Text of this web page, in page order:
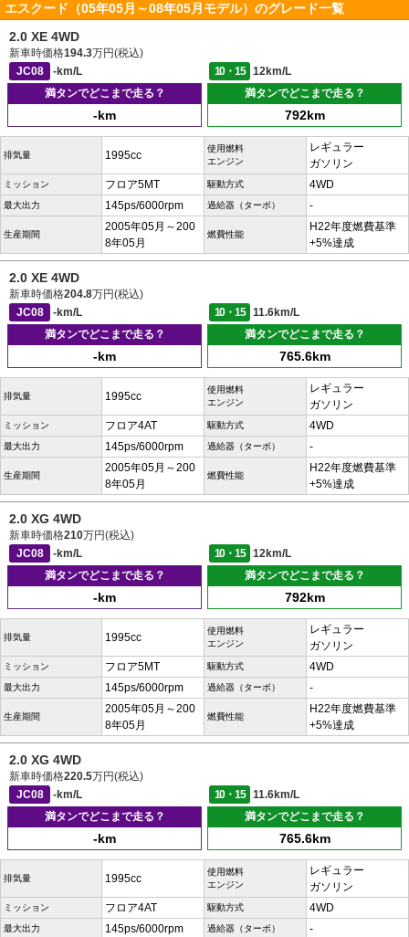
エスクード（05年05月～08年05月モデル）のグレード一覧
2.0 XE 4WD
新車時価格194.3万円(税込)
JC08
-km/L 10・15
12km/L
満タンでどこまで走る？
-km
満タンでどこまで走る？
792km
排気量 1995cc
使用燃料
エンジン
レギュラー
ガソリン
ミッション フロア5MT 駆動方式 4WD
最大出力 145ps/6000rpm 過給器（ターボ） -
生産期間
2005年05月～200
8年05月
燃費性能
H22年度燃費基準
+5%達成
2.0 XE 4WD
新車時価格204.8万円(税込)
JC08
-km/L 10・15
11.6km/L
満タンでどこまで走る？
-km
満タンでどこまで走る？
765.6km
排気量 1995cc
使用燃料
エンジン
レギュラー
ガソリン
ミッション フロア4AT 駆動方式 4WD
最大出力 145ps/6000rpm 過給器（ターボ） -
生産期間
2005年05月～200
8年05月
燃費性能
H22年度燃費基準
+5%達成
2.0 XG 4WD
新車時価格210万円(税込)
JC08
-km/L 10・15
12km/L
満タンでどこまで走る？
-km
満タンでどこまで走る？
792km
排気量 1995cc
使用燃料
エンジン
レギュラー
ガソリン
ミッション フロア5MT 駆動方式 4WD
最大出力 145ps/6000rpm 過給器（ターボ） -
生産期間
2005年05月～200
8年05月
燃費性能
H22年度燃費基準
+5%達成
2.0 XG 4WD
新車時価格220.5万円(税込)
JC08
-km/L 10・15
11.6km/L
満タンでどこまで走る？
-km
満タンでどこまで走る？
765.6km
排気量 1995cc
使用燃料
エンジン
レギュラー
ガソリン
ミッション フロア4AT 駆動方式 4WD
最大出力 145ps/6000rpm 過給器（ターボ） -